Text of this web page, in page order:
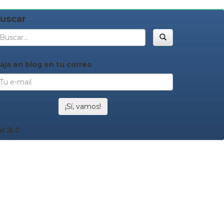
Buscar
en blog en tu correo
¡Sí, vamos!
JLC